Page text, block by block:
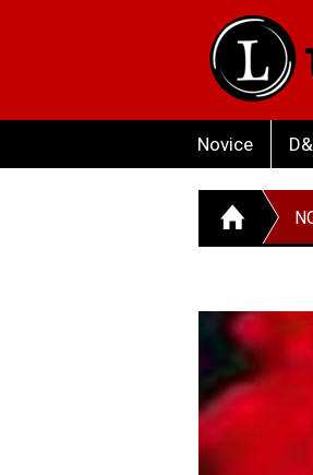
Novice